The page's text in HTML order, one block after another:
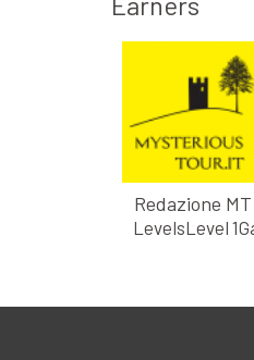
Redazione MT
LevelsLevel